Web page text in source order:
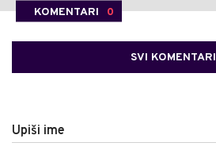
KOMENTARI 0
SVI KOMENTARI
Upiši ime